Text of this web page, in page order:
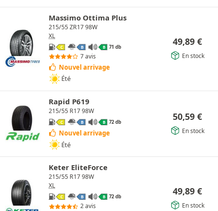
Massimo Ottima Plus
215/55 ZR17 98W
XL
C B B 71 db
7 avis
Nouvel arrivage
Été
49,89 €
En stock
Rapid P619
215/55 R17 98W
C B B 72 db
Nouvel arrivage
Été
50,59 €
En stock
Keter EliteForce
215/55 R17 98W
XL
C B B 72 db
2 avis
49,89 €
En stock